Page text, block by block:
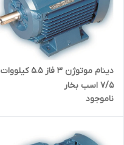
دینام موتوژن ۳ فاز 5.5 کیلووات
7/5 اسب بخار
ناموجود